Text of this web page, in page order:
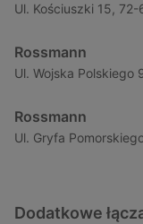
Ul. Kościuszki 15,
Rossmann
Ul. Wojska Polskiego
Rossmann
Ul. Gryfa
Dodatkowe